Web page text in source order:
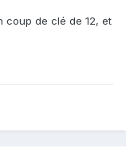
coup de clé de 12, et